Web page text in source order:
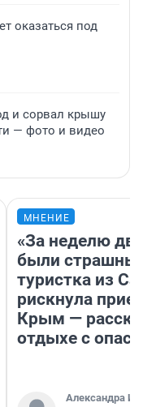
оказаться под
и сорвал крышу
— фото и видео
МНЕНИЕ
«За неделю
были
туристка из
рискнула
Крым —
отдыхе с
Александра